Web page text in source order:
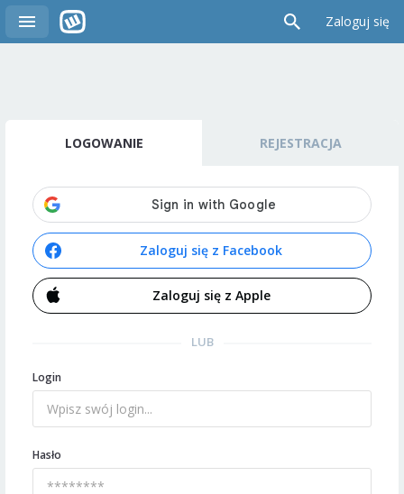
Zaloguj się
LOGOWANIE REJESTRACJA
Zaloguj się z Facebook
Zaloguj się z Apple
LUB
Login
Hasło